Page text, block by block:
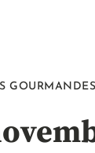
GOURMANDES